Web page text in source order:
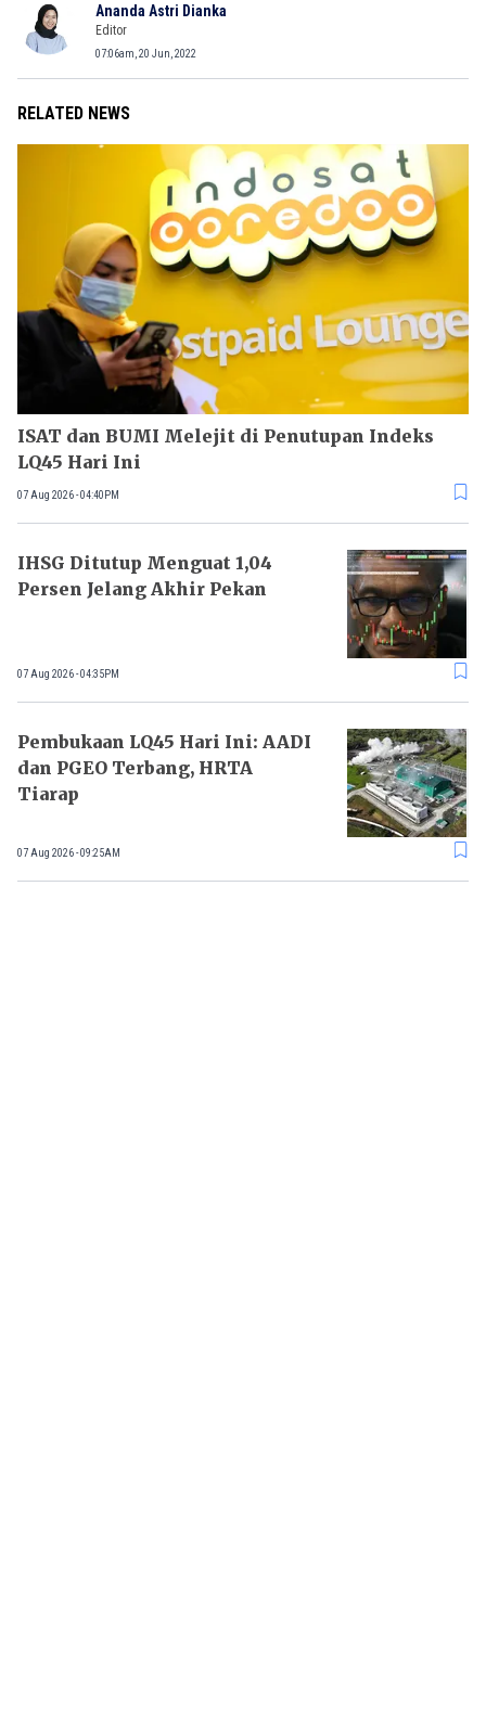
Ananda Astri Dianka
Editor
07:06am, 20 Jun, 2022
RELATED NEWS
ISAT dan BUMI Melejit di Penutupan Indeks
LQ45 Hari Ini
07 Aug 2026 - 04:40PM
IHSG Ditutup Menguat 1,04
Persen Jelang Akhir Pekan
07 Aug 2026 - 04:35PM
Pembukaan LQ45 Hari Ini: AADI
dan PGEO Terbang, HRTA
Tiarap
07 Aug 2026 - 09:25AM